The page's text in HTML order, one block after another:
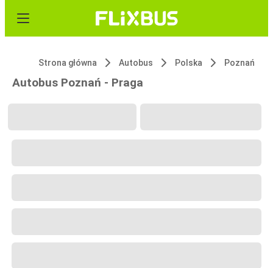
Strona główna Autobus Polska Poznań
Autobus Poznań - Praga